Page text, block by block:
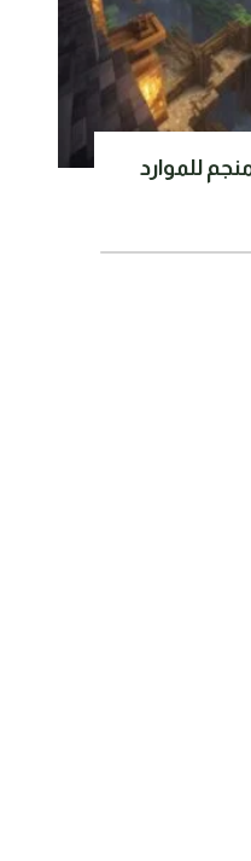
للموارد